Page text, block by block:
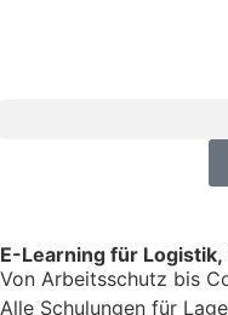
E-Learning für
Von Arbeitsschutz bis
Alle Schulungen für